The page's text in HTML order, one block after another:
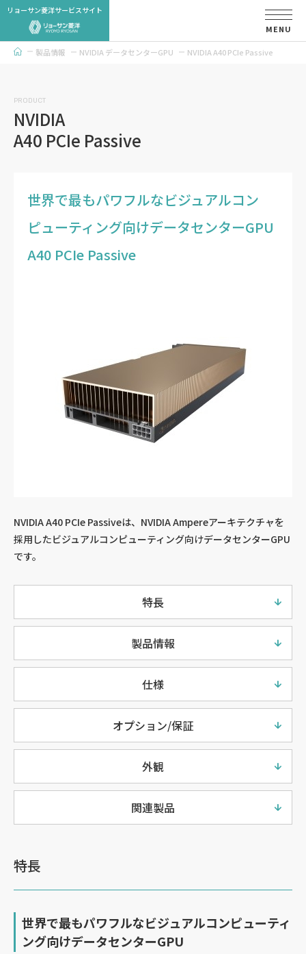
リョーサン菱洋サービスサイト
MENU
トップページ
製品情報 NVIDIA データセンターGPU NVIDIA A40 PCIe Passive
PRODUCT
NVIDIA
A40 PCIe Passive
世界で最もパワフルなビジュアルコン
ピューティング向けデータセンターGPU
A40 PCIe Passive
NVIDIA A40 PCIe Passiveは、NVIDIA Ampereアーキテクチャを
採用したビジュアルコンピューティング向けデータセンターGPU
です。
特長
製品情報
仕様
オプション/保証
外観
関連製品
特長
世界で最もパワフルなビジュアルコンピューティ
ング向けデータセンターGPU